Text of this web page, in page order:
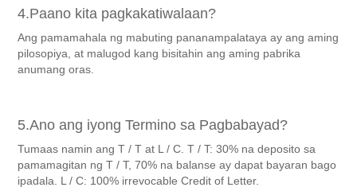
4.Paano kita pagkakatiwalaan?
Ang pamamahala ng mabuting pananampalataya ay ang aming
pilosopiya, at malugod kang bisitahin ang aming pabrika
anumang oras.
5.Ano ang iyong Termino sa Pagbabayad?
Tumaas namin ang T / T at L / C. T / T: 30% na deposito sa
pamamagitan ng T / T, 70% na balanse ay dapat bayaran bago
ipadala. L / C: 100% irrevocable Credit of Letter.